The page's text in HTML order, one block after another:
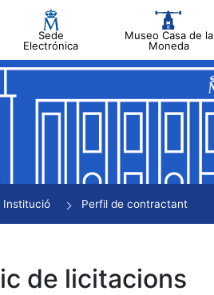
Sede
Electrónica
Museo Casa de la
Moneda
Amaga
Institució Perfil de contractant
de licitacions